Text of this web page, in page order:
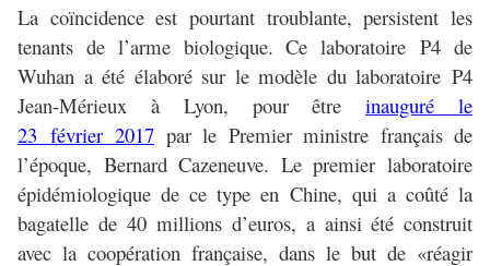
La coïncidence est pourtant troublante, persistent les
tenants de l’arme biologique. Ce laboratoire P4 de
Wuhan a été élaboré sur le modèle du laboratoire P4
Jean-Mérieux à Lyon, pour êtreinauguré le
23 février 2017 par le Premier ministre français de
l’époque, Bernard Cazeneuve. Le premier laboratoire
épidémiologique de ce type en Chine, qui a coûté la
bagatelle de 40 millions d’euros, a ainsi été construit
avec la coopération française, dans le but de «réagir